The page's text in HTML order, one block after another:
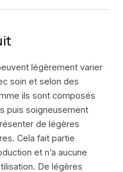
légèrement varier
soin et selon des
ils sont composés
puis soigneusement
de légères
Cela fait partie
et n’a aucune
De légères